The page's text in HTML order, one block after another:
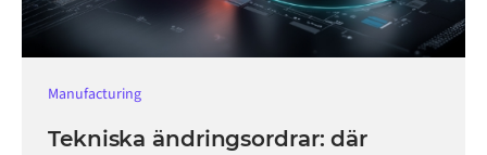
Manufacturing
Tekniska ändringsordrar: där